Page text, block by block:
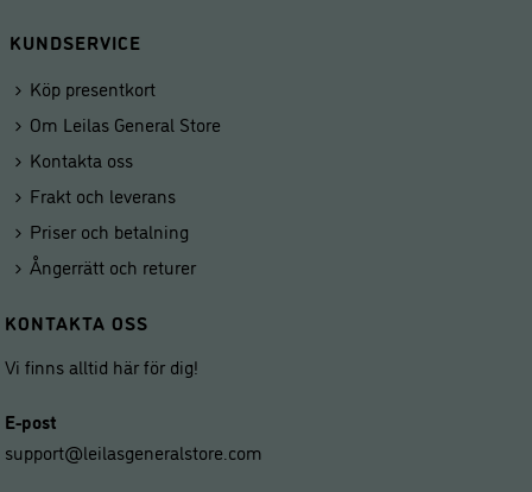
KUNDSERVICE
Köp presentkort
Om Leilas General Store
Kontakta oss
Frakt och leverans
Priser och betalning
Ångerrätt och returer
KONTAKTA OSS
Vi finns alltid här för dig!
E-post
support@leilasgeneralstore.com